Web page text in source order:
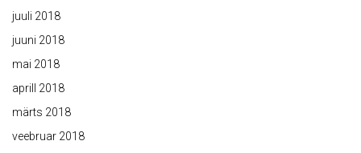
juuli 2018
juuni 2018
mai 2018
aprill 2018
märts 2018
veebruar 2018